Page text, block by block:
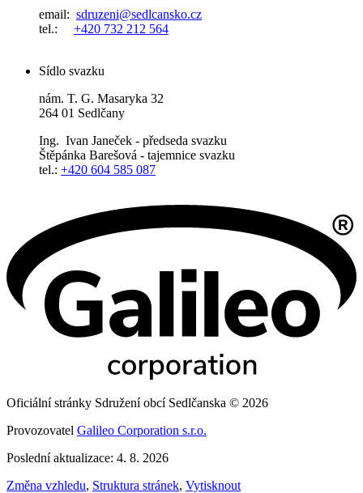
email: sdruzeni@sedlcansko.cz
tel.: +420 732 212 564
Sídlo svazku
nám. T. G. Masaryka 32
264 01 Sedlčany
Ing. Ivan Janeček - předseda svazku
Štěpánka Barešová - tajemnice svazku
tel.: +420 604 585 087
Oficiální stránky Sdružení obcí Sedlčanska © 2026
Provozovatel Galileo Corporation s.r.o.
Poslední aktualizace: 4. 8. 2026
Změna vzhledu, Struktura stránek, Vytisknout